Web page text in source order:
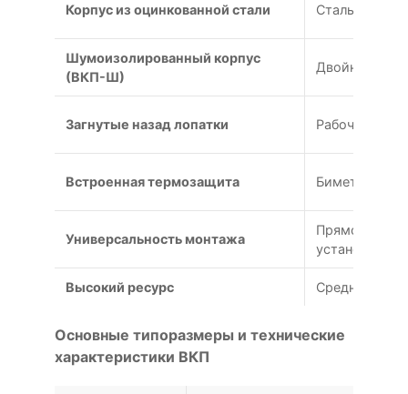
Корпус из оцинкованной стали Стальной
Шумоизолированный корпус
(ВКП-Ш)
Двойной
Загнутые назад лопатки Рабочее
Встроенная термозащита
Универсальность монтажа
установки в
Высокий ресурс Средний
Основные типоразмеры и технические
характеристики ВКП